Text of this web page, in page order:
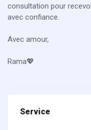
consultation pour
avec confiance.
Avec amour,
Rama💖
Service